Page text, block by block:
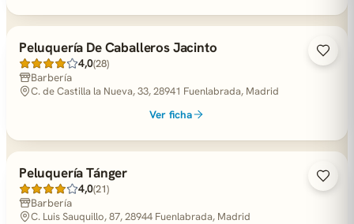
Peluquería De Caballeros Jacinto
4,0(28)
Barbería
C. de Castilla la Nueva, 33, 28941 Fuenlabrada, Madrid
Ver ficha
Peluquería Tánger
4,0(21)
Barbería
C. Luis Sauquillo, 87, 28944 Fuenlabrada, Madrid